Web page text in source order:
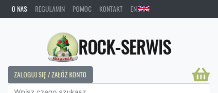
O NAS REGULAMIN POMOC KONTAKT EN
ROCK-SERWIS
ZALOGUJ SIĘ / ZAŁÓŻ KONTO